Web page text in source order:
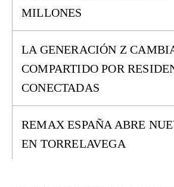
MILLONES
LA GENERACIÓN Z
COMPARTIDO POR
CONECTADAS
REMAX ESPAÑA ABRE
EN TORRELAVEGA